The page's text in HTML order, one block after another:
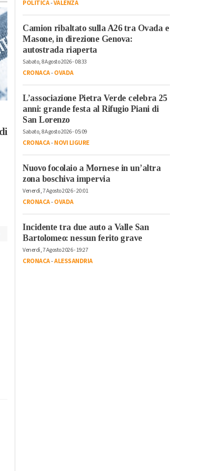
Cronaca-Sport-Alessandria
Addio a Franco
Baresi: leggenda del
Milan e della
esempio dei valori
dello sport
Mercoledì, 29 Luglio 2026 - 08:53
al via formazione e
controlli
POLITICA-VALENZA
Camion ribaltato sulla A26 tra Ovada e
Masone, in direzione Genova:
autostrada riaperta
Sabato, 8 Agosto 2026 - 08:33
CRONACA-OVADA
L’associazione Pietra Verde celebra 25
anni: grande festa al Rifugio Piani di
San Lorenzo
Sabato, 8 Agosto 2026 - 05:09
CRONACA-NOVI LIGURE
Nuovo focolaio a Mornese in un’altra
zona boschiva impervia
Venerdì, 7 Agosto 2026 - 20:01
CRONACA-OVADA
Incidente tra due auto a Valle San
Bartolomeo: nessun ferito grave
Venerdì, 7 Agosto 2026 - 19:27
CRONACA-ALESSANDRIA